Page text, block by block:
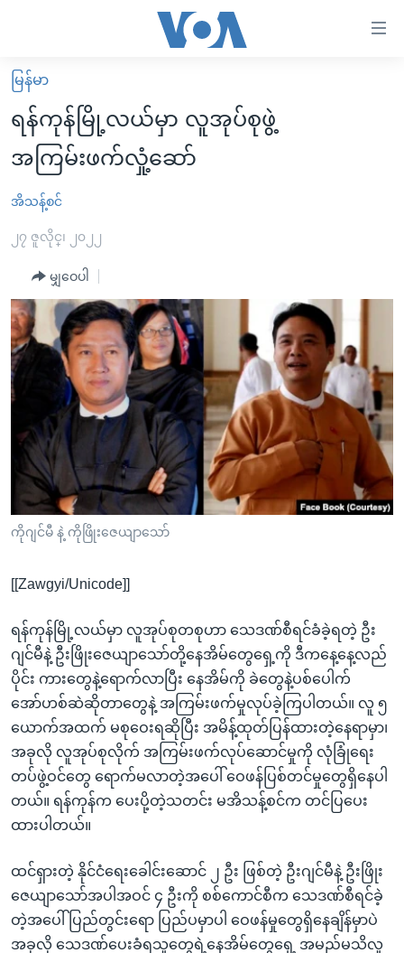
လွယ်ကူ
စေ
သည့်
Link
များ
ပင်မ
ကျော်
ကြည့်
ရန်
ပင်မ
ညွန်း
စာမျက်နှာ
ကျော်
ကြည့်
ရှာဖွေ
နေရာ
သို့
ကျော်
ရန်
မူလစာမျက်နှာ
မြန်မာ
ကမ္ဘာ့သတင်းများ
နိုင်ငံတကာ
အစ္စရေး-ပါလက်စတိုင်း
ဗွီဒီယို
အင်္ဂလိပ်စာလေ့လာမယ်
အမေရိကန်သုံးအီဒီယံ
မကြေးမုံရဲ့ အင်္ဂလိပ်စာ
ရုပ်ရှင်ထဲက အင်္ဂလိပ်စာ
သုတပဒေသာ အင်္ဂလိပ်စာ
အပတ်စဉ်ကဏ္ဍများ
ရေဒီယို
ရေဒီယိုနှင့်ရုပ်သံ အချက်အလက်များ
ရေဒီယို/တီဗွီအစီအစဉ်
Learning English
ဗွီအိုအေ လူမှုကွန်ယက်များ
မြန်မာ
ရန်ကုန်မြို့လယ်မှာ လူအုပ်စုဖွဲ့
အကြမ်းဖက်လှုံ့ဆော်
အိသန့်စင်
၂၇ ဇူလိုင္၊ ၂၀၂၂
မျှဝေပါ
ကိုဂျင်မီ နဲ့ ကိုဖြိုးဇေယျာသော်
[[Zawgyi/Unicode]]
ရန်ကုန်မြို့လယ်မှာ လူအုပ်စုတစုဟာ သေဒဏ်စီရင်ခံခဲ့ရတဲ့ ဦး
ဂျင်မီနဲ့ ဦးဖြိုးဇေယျာသော်တို့နေအိမ်တွေရှေ့ကို ဒီကနေ့နေ့လည်
ပိုင်း ကားတွေနဲ့ရောက်လာပြီး နေအိမ်ကို ခဲတွေနဲ့ပစ်ပေါက်
အော်ဟစ်ဆဲဆိုတာတွေနဲ့ အကြမ်းဖက်မှုလုပ်ခဲ့ကြပါတယ်။ လူ ၅
ယောက်အထက် မစုဝေးရဆိုပြီး အမိန့်ထုတ်ပြန်ထားတဲ့နေရာမှာ၊
အခုလို လူအုပ်စုလိုက် အကြမ်းဖက်လုပ်ဆောင်မှုကို လုံခြုံရေး
တပ်ဖွဲ့ဝင်တွေ ရောက်မလာတဲ့အပေါ် ဝေဖန်ပြစ်တင်မှုတွေရှိနေပါ
တယ်။ ရန်ကုန်က ပေးပို့တဲ့သတင်း မအိသန့်စင်က တင်ပြပေး
ထားပါတယ်။
ထင်ရှားတဲ့ နိုင်ငံရေးခေါင်းဆောင် ၂ ဦး ဖြစ်တဲ့ ဦးဂျင်မီနဲ့ ဦးဖြိုး
ဇေယျာသော်အပါအဝင် ၄ ဦးကို စစ်ကောင်စီက သေဒဏ်စီရင်ခဲ့
တဲ့အပေါ် ပြည်တွင်းရော ပြည်ပမှာပါ ဝေဖန်မှုတွေရှိနေချိန်မှာပဲ
အခုလို သေဒဏ်ပေးခံရသူတွေရဲ့နေအိမ်တွေရှေ့ အမည်မသိလူ